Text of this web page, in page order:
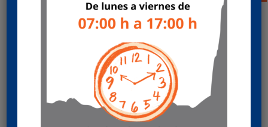
actuadores de freno. Valida hasta 31/12/2024 o
agotar existencias. Aprovecha nuestra